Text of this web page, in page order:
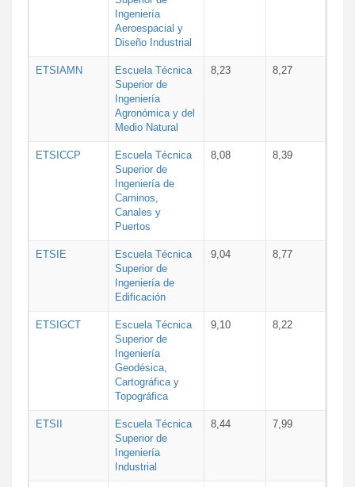
Ingeniería
Aeroespacial y
Diseño Industrial
ETSIAMN
Escuela Técnica
Superior de
Ingeniería
Agronómica y del
Medio Natural
8,23 8,27
ETSICCP
Escuela Técnica
Superior de
Ingeniería de
Caminos,
Canales y
Puertos
8,08 8,39
ETSIE
Escuela Técnica
Superior de
Ingeniería de
Edificación
9,04 8,77
ETSIGCT
Escuela Técnica
Superior de
Ingeniería
Geodésica,
Cartográfica y
Topográfica
9,10 8,22
ETSII
Escuela Técnica
Superior de
Ingeniería
Industrial
8,44 7,99